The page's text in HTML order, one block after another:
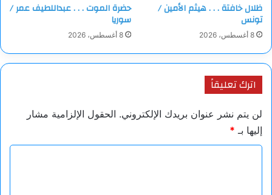
ظلال خافتة . . . هيثم الأمين /
تونس
8 أغسطس، 2026
حضرة الموت . . . عبداللطيف عمر /
سوريا
8 أغسطس، 2026
اترك تعليقاً
لن يتم نشر عنوان بريدك الإلكتروني. الحقول الإلزامية مشار
إليها بـ *